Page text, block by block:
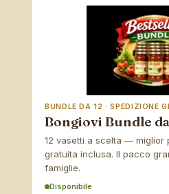
BUNDLE DA 12 · SPEDIZIONE
Bongiovi Bundle
12 vasetti a scelta — miglior
gratuita inclusa. Il pacco
famiglie.
Disponibile